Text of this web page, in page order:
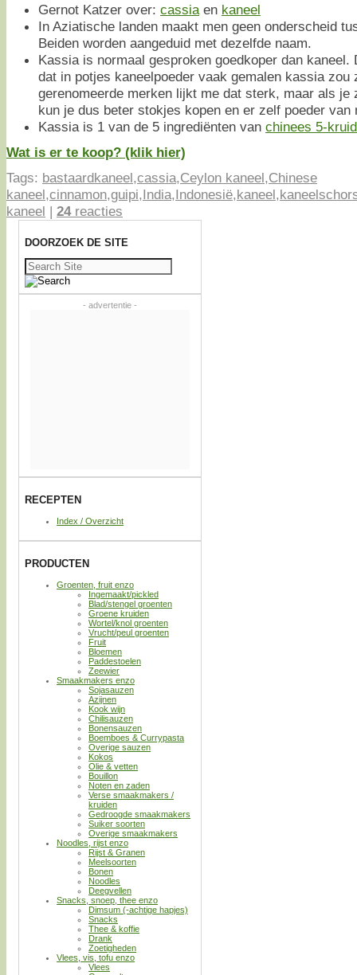
Gernot Katzer over: cassia en kaneel
In Aziatische landen maakt men geen onderscheid
Beiden worden aangeduid met dezelfde naam.
Kassia is normaal gesproken goedkoper dan kaneel.
dat in potjes kaneelpoeder vaak gemalen kassia zou
gerenomeerde merken lijkt me dat sterk, maar als
kun je dus beter stokjes kopen en er zelf poeder van
Kassia is 1 van de 5 ingrediënten van chinees 5-
Wat is er te koop? (klik hier)
Tags: bastaardkaneel,cassia,Ceylon kaneel,Chinese
kaneel,cinnamon,guipi,India,Indonesië,kaneel,
kaneel | 24reacties
DOORZOEK DE SITE
Zoeken
naar:
- advertentie -
RECEPTEN
Index / Overzicht
PRODUCTEN
Groenten, fruit enzo
Ingemaakt/pickled
Blad/stengel groenten
Groene kruiden
Wortel/knol groenten
Vrucht/peul groenten
Fruit
Bloemen
Paddestoelen
Zeewier
Smaakmakers enzo
Sojasauzen
Azijnen
Kook wijn
Chilisauzen
Bonensauzen
Boemboes & Currypasta
Overige sauzen
Kokos
Olie & vetten
Bouillon
Noten en zaden
Verse smaakmakers /
kruiden
Gedroogde smaakmakers
Suiker soorten
Overige smaakmakers
Noodles, rijst enzo
Rijst & Granen
Meelsoorten
Bonen
Noodles
Deegvellen
Snacks, snoep, thee enzo
Dimsum (-achtige hapjes)
Snacks
Thee & koffie
Drank
Zoetigheden
Vlees, vis, tofu enzo
Vlees